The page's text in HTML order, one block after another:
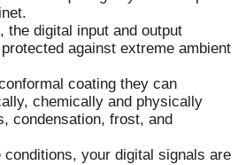
the digital input and output
against extreme ambient
coating they can
chemically and physically
condensation, frost, and
conditions, your digital signals are